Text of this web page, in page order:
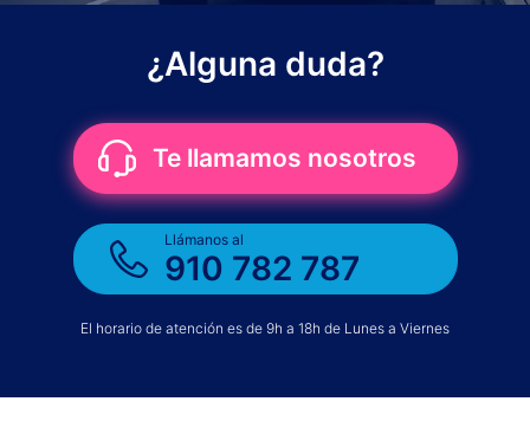
¿Alguna duda?
Te llamamos nosotros
Llámanos al
910 782 787
El horario de atención es de 9h a 18h de Lunes a Viernes